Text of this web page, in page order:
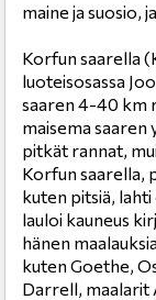
maine ja suosio,
Korfun saarella
luoteisosassa
saaren 4-40 km
maisema saaren
pitkät rannat,
Korfun saarella,
kuten pitsiä,
lauloi kauneus
hänen
kuten Goethe,
Darrell, maalarit